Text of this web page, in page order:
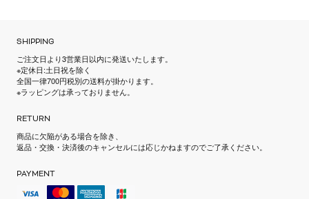
SHIPPING
ご注文日より3営業日以内に発送いたします。
※定休日:土日祝を除く
全国一律700円税別の送料が掛かります。
※ラッピングは承っておりません。
RETURN
商品に欠陥がある場合を除き、
返品・交換・決済後のキャンセルには応じかねますのでご了承ください。
PAYMENT